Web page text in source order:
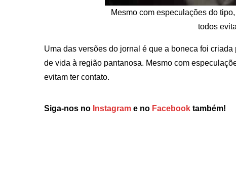
Mesmo com especulações do
todos
Uma das versões do jornal é que a boneca foi
de vida à região pantanosa. Mesmo com
evitam ter contato.
Siga-nos no Instagram e no Facebook também!